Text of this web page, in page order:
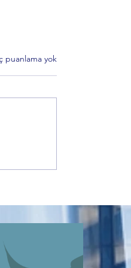
Bursa’nın Tarihi Mirasını
puanlama yok